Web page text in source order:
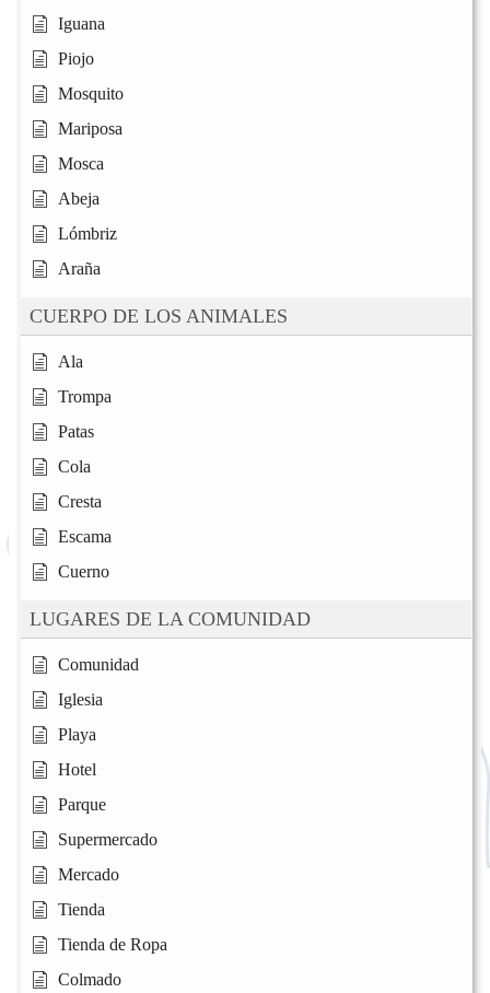
Iguana
Piojo
Mosquito
Mariposa
Mosca
Abeja
Lómbriz
Araña
CUERPO DE LOS ANIMALES
Ala
Trompa
Patas
Cola
Cresta
Escama
Cuerno
LUGARES DE LA COMUNIDAD
Comunidad
Iglesia
Playa
Hotel
Parque
Supermercado
Mercado
Tienda
Tienda de Ropa
Colmado